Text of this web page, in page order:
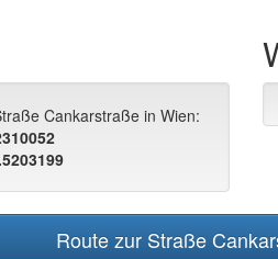
Cankarstraße in Wien:
Route zur Straße